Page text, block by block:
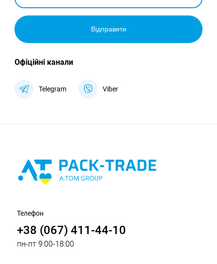
Відправити
Офіційні канали
Telegram Viber
Телефон
+38 (067) 411-44-10
пн-пт 9:00-18:00